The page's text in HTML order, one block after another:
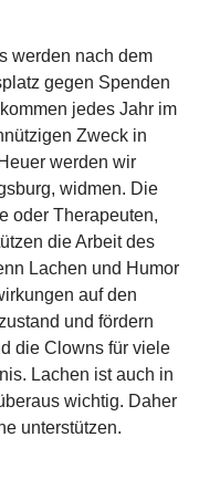
werden nach dem
gegen Spenden
jedes Jahr im
Zweck in
werden wir
widmen. Die
oder Therapeuten,
die Arbeit des
Lachen und Humor
auf den
und fördern
die Clowns für viele
Lachen ist auch in
wichtig. Daher
unterstützen.